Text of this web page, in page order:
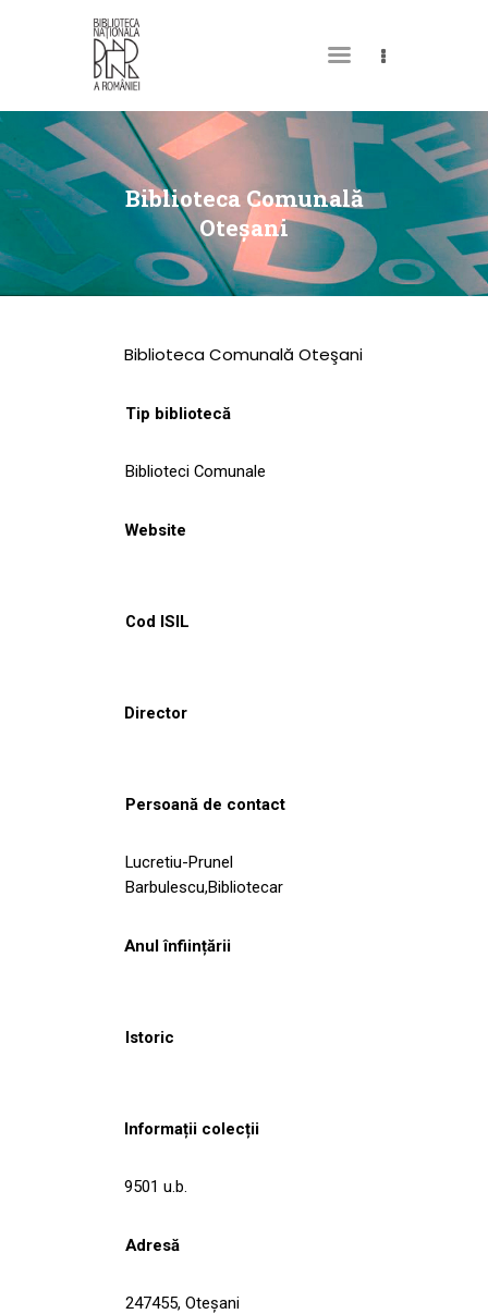
Biblioteca Comunală
Oteşani
DESPRE NOI
PERMISUL MEU DE
BIBLIOTECĂ
CATALOAGE ȘI
COLECȚII
CULTURALE
NOUTĂȚI
Biblioteca Comunală Oteşani
Tip bibliotecă
Biblioteci Comunale
Website
Cod ISIL
Director
Persoană de contact
Lucretiu-Prunel
Barbulescu,Bibliotecar
Anul înființării
Istoric
Informații colecții
9501 u.b.
Adresă
247455, Oteşani